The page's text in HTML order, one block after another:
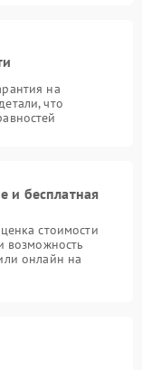
на
что
и бесплатная
стоимости
возможность
онлайн на